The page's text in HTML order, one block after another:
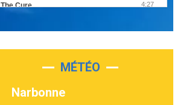
The Cure
4:27
Luke Combs
Second Chance
MÉTÉO
Narbonne